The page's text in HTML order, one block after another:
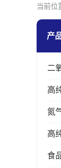
当前位
产
二
高
氮
高
食